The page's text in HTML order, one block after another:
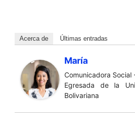
Acerca de Últimas entradas
María
Comunicadora Social
Egresada de la
Bolivariana